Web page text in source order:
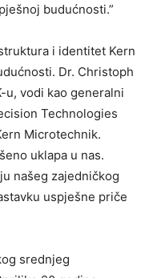
budućnosti.”
i identitet Kern
Dr. Christoph
u, vodi kao generalni
Technologies
Microtechnik.
uklapa u nas.
našeg zajedničkog
uspješne priče
srednjeg